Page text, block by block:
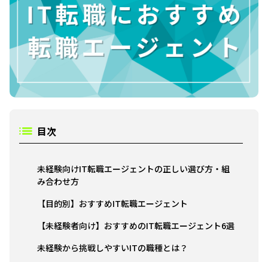
目次
未経験向けIT転職エージェントの正しい選び方・組
み合わせ方
【目的別】おすすめIT転職エージェント
【未経験者向け】おすすめのIT転職エージェント6選
未経験から挑戦しやすいITの職種とは？